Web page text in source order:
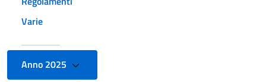
Varie
Anno 2025